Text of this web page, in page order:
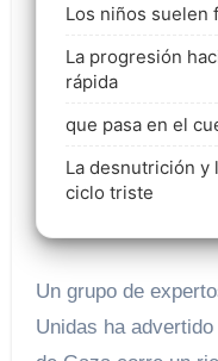
Los niños suelen
La progresión
rápida
que pasa en el
La desnutrición y
ciclo triste
Un grupo de expertos afiliados a las Naciones
Unidas ha